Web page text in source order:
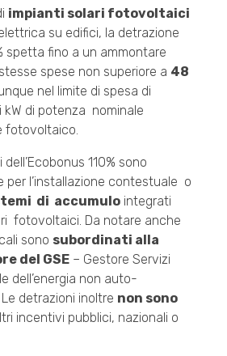
impianti solari fotovoltaici
su edifici, la detrazione
spetta fino a un ammontare
spese non superiore a 48
nel limite di spesa di
kW di potenza nominale
fotovoltaico.
110% sono
per l’installazione contestuale o
di accumulo integrati
fotovoltaici. Da notare anche
sono subordinati alla
del GSE – Gestore Servizi
dell’energia non auto-
detrazioni inoltre non sono
incentivi pubblici, nazionali o